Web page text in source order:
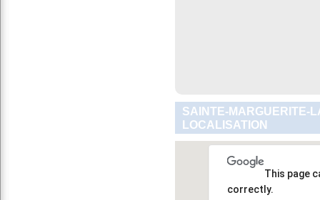
SAINTE-MARGUERITE-
LOCALISATION
This page
correctly.